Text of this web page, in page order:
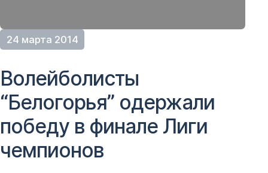
24 марта 2014
Волейболисты
“Белогорья” одержали
победу в финале Лиги
чемпионов